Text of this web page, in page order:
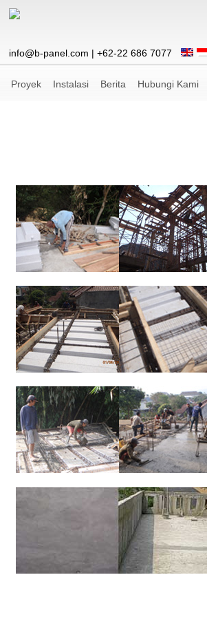
Proyek Instalasi Berita Hubungi Kami
info@b-panel.com | +62-22 686 7077